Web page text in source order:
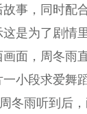
事，同时配
是为了剧情
面，周冬雨
一小段求爱舞
冬雨听到后